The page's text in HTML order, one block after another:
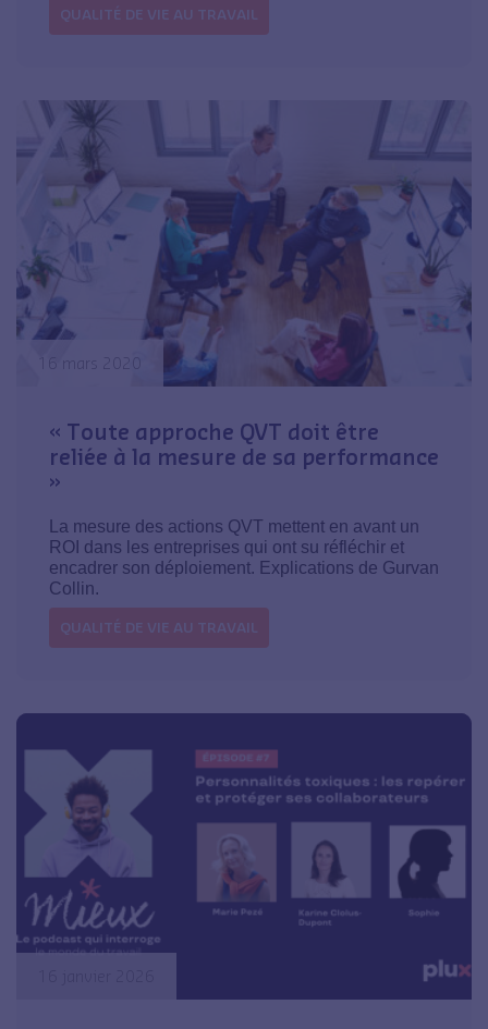
QUALITÉ DE VIE AU TRAVAIL
16 mars 2020
« Toute approche QVT doit être
reliée à la mesure de sa performance
»
La mesure des actions QVT mettent en avant un
ROI dans les entreprises qui ont su réfléchir et
encadrer son déploiement. Explications de Gurvan
Collin.
QUALITÉ DE VIE AU TRAVAIL